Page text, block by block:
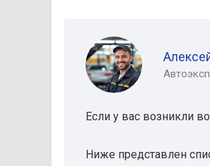
Если у вас возникли
Ниже представлен